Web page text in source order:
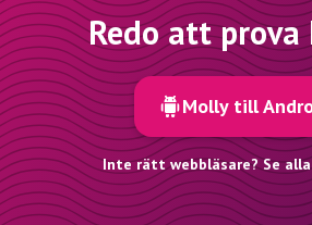
Redo att prova
Molly till
Inte rätt webbläsare? Se